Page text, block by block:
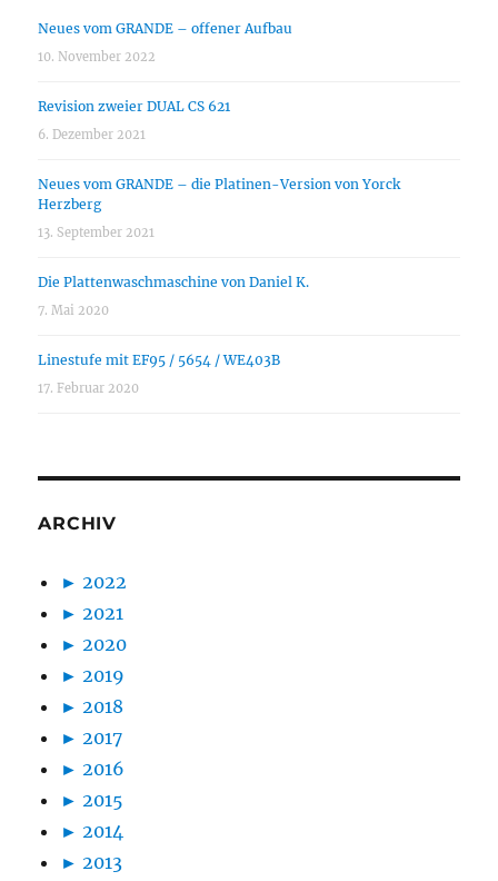
Neues vom GRANDE – offener Aufbau
10. November 2022
Revision zweier DUAL CS 621
6. Dezember 2021
Neues vom GRANDE – die Platinen-Version von Yorck
Herzberg
13. September 2021
Die Plattenwaschmaschine von Daniel K.
7. Mai 2020
Linestufe mit EF95 / 5654 / WE403B
17. Februar 2020
ARCHIV
►2022
►2021
►2020
►2019
►2018
►2017
►2016
►2015
►2014
►2013